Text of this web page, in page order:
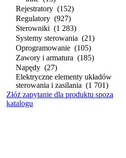
Rejestratory (152)
Regulatory (927)
Sterowniki (1 283)
Systemy sterowania (21)
Oprogramowanie (105)
Zawory i armatura (185)
Napędy (27)
Elektryczne elementy układów
sterowania i zasilania (1 701)
Złóż zapytanie dla produktu spoza
katalogu